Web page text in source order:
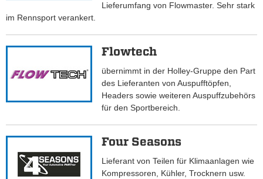
Lieferumfang von Flowmaster. Sehr stark
im Rennsport verankert.
Flowtech
übernimmt in der Holley-Gruppe den Part
des Lieferanten von Auspufftöpfen,
Headers sowie weiteren Auspuffzubehörs
für den Sportbereich.
Four Seasons
Lieferant von Teilen für Klimaanlagen wie
Kompressoren, Kühler, Trocknern usw.